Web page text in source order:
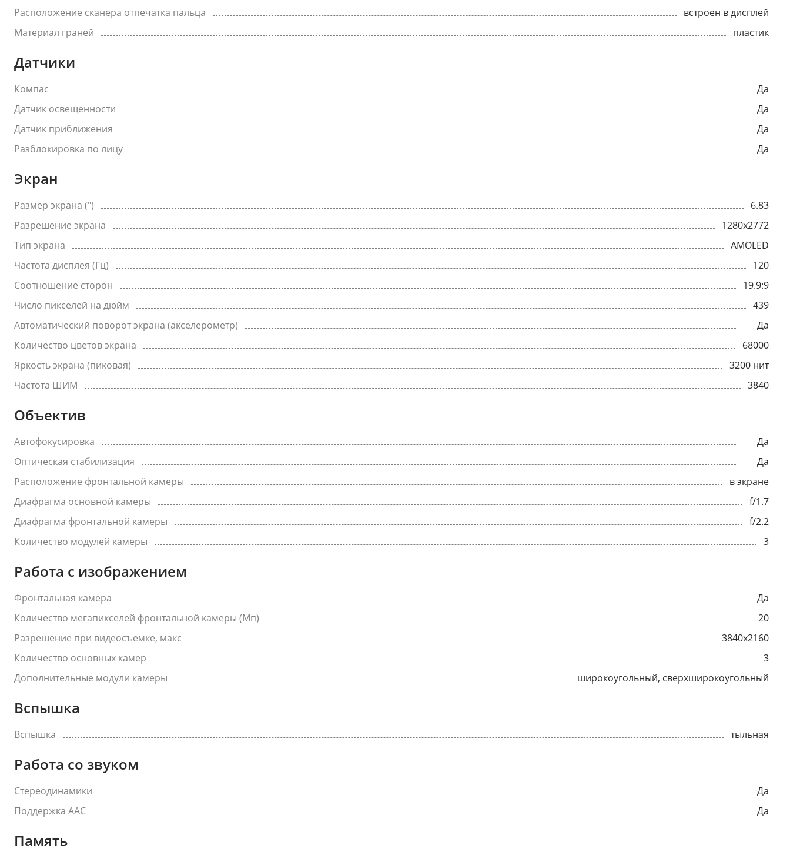
Расположение сканера отпечатка пальца
встроен в дисплей
Материал граней
пластик
Датчики
Компас
Да
Датчик освещенности
Да
Датчик приближения
Да
Разблокировка по лицу
Да
Экран
Размер экрана (")
6.83
Разрешение экрана
1280x2772
Тип экрана
AMOLED
Частота дисплея (Гц)
120
Соотношение сторон
19.9:9
Число пикселей на дюйм
439
Автоматический поворот экрана (акселерометр)
Да
Количество цветов экрана
68000
Яркость экрана (пиковая)
3200 нит
Частота ШИМ
3840
Объектив
Автофокусировка
Да
Оптическая стабилизация
Да
Расположение фронтальной камеры
в экране
Диафрагма основной камеры
f/1.7
Диафрагма фронтальной камеры
f/2.2
Количество модулей камеры
3
Работа с изображением
Фронтальная камера
Да
Количество мегапикселей фронтальной камеры (Мп)
20
Разрешение при видеосъемке, макс
3840x2160
Количество основных камер
3
Дополнительные модули камеры
широкоугольный, сверхширокоугольный
Вспышка
Вспышка тыльная
Работа со звуком
Стереодинамики
Да
Поддержка AAC
Да
Память